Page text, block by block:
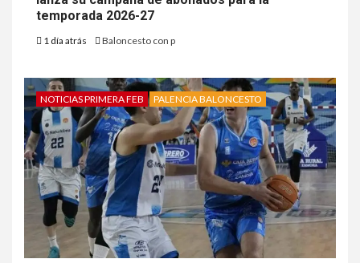
temporada 2026-27
1 día atrás Baloncesto con p
NOTICIAS PRIMERA FEB PALENCIA BALONCESTO